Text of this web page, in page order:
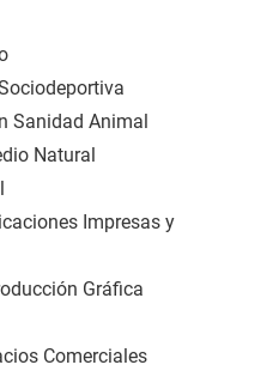
Sanidad Animal
Natural
Impresas y
Gráfica
Comerciales